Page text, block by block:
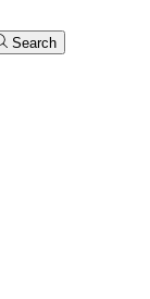
Search